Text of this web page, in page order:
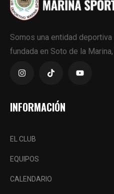
Somos una entidad
fundada en Soto de la
INFORMACIÓN
EL CLUB
EQUIPOS
CALENDARIO